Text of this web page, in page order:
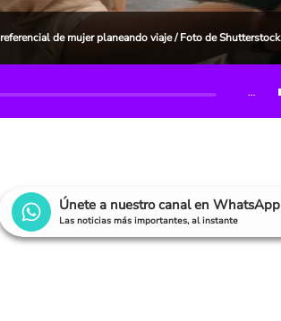
de mujer planeando viaje / Foto de Shutterstock
…
Únete a nuestro canal en WhatsApp
Las noticias más importantes, al instante